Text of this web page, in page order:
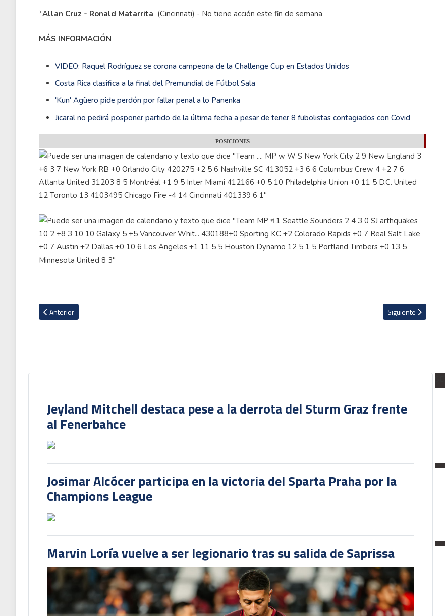
*Allan Cruz - Ronald Matarrita (Cincinnati) - No tiene acción este fin de semana
MÁS INFORMACIÓN
VIDEO: Raquel Rodríguez se corona campeona de la Challenge Cup en Estados Unidos
Costa Rica clasifica a la final del Premundial de Fútbol Sala
'Kun' Agüero pide perdón por fallar penal a lo Panenka
Jicaral no pedirá posponer partido de la última fecha a pesar de tener 8 fubolistas contagiados con Covid
POSICIONES
Artículo anterior: Ticos del Comunicaciones y Guastatoya avanzan a semifinales en Guatemala
Anterior Artículo siguiente:
Siguiente
Jeyland Mitchell destaca pese a la derrota del Sturm Graz frente
al Fenerbahce
Josimar Alcócer participa en la victoria del Sparta Praha por la
Champions League
Marvin Loría vuelve a ser legionario tras su salida de Saprissa